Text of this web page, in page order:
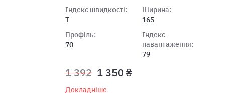
Індекс швидкості:
T
Профіль:
70
Ширина:
165
Індекс
навантаження:
79
1 392 1 350 ₴
Докладніше